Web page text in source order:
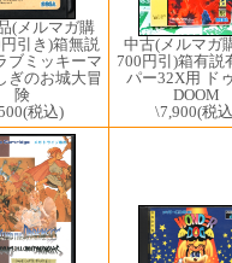
(メルマガ購
引き)箱無説
ブミッキーマ
ぎのお城大冒
険
(税込)
中古(メルマガ
700円引)箱有説
パー32X用 ド
DOOM
\7,900(税